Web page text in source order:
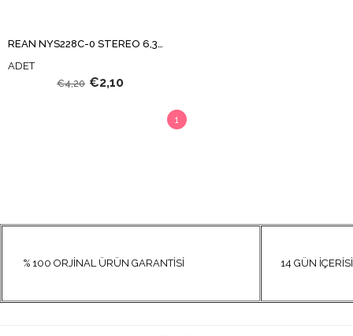
REAN NYS228C-0 STEREO 6,3mm 3 PİNLİ ÇİVİ JAK
ADET
€2,10
€4,20
1
% 100 ORJİNAL ÜRÜN GARANTİSİ 14 GÜN